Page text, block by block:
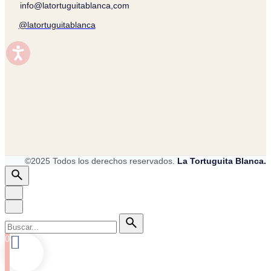
info@latortuguitablanca,com
@latortuguitablanca
©2025 Todos los derechos reservados. La Tortuguita Blanca.
por
0